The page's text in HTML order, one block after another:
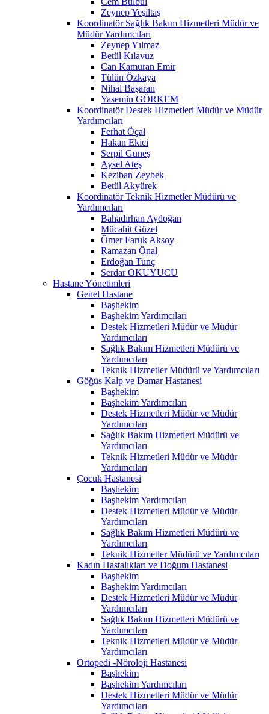
Zeynep Yeşiltaş
Koordinatör Sağlık Bakım Hizmetleri Müdür ve
Müdür Yardımcıları
Zeynep Yılmaz
Betül Kılavuz
Can Kamuran Emir
Tülün Özkaya
Nihal Başaran
Yasemin GÖRKEM
Koordinatör Destek Hizmetleri Müdür ve Müdür
Yardımcıları
Ferhat Öçal
Hakan Ekici
Serpil Güneş
Aysel Ateş
Keziban Zeybek
Betül Akyürek
Koordinatör Teknik Hizmetler Müdürü ve
Yardımcıları
Bahadırhan Aydoğan
Mücahit Güzel
Ömer Faruk Aksoy
Ramazan Önal
Erdoğan Tunç
Serdar OKUYUCU
Hastane Yönetimleri
Genel Hastane
Başhekim
Başhekim Yardımcıları
Destek Hizmetleri Müdür ve Müdür
Yardımcıları
Sağlık Bakım Hizmetleri Müdürü ve
Yardımcıları
Teknik Hizmetler Müdürü ve Yardımcıları
Göğüs Kalp ve Damar Hastanesi
Başhekim
Başhekim Yardımcıları
Destek Hizmetleri Müdür ve Müdür
Yardımcıları
Sağlık Bakım Hizmetleri Müdürü ve
Yardımcıları
Teknik Hizmetleri Müdür ve Müdür
Yardımcıları
Çocuk Hastanesi
Başhekim
Başhekim Yardımcıları
Destek Hizmetleri Müdür ve Müdür
Yardımcıları
Sağlık Bakım Hizmetleri Müdürü ve
Yardımcıları
Teknik Hizmetler Müdürü ve Yardımcıları
Kadın Hastalıkları ve Doğum Hastanesi
Başhekim
Başhekim Yardımcıları
Destek Hizmetleri Müdür ve Müdür
Yardımcıları
Sağlık Bakım Hizmetleri Müdürü ve
Yardımcıları
Teknik Hizmetleri Müdür ve Müdür
Yardımcıları
Ortopedi -Nöroloji Hastanesi
Başhekim
Başhekim Yardımcıları
Destek Hizmetleri Müdür ve Müdür
Yardımcıları